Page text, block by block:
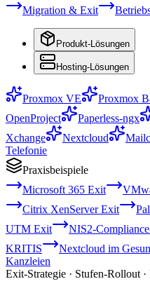
Migration & Exit
Produkt-Lösungen
Hosting-Lösungen
Proxmox VE Proxmox
OpenProject
Paperless-ngx
Xchange
Nextcloud
Telefonie
Praxisbeispiele
Microsoft 365 Exit
Citrix XenServer Exit
UTM Exit
NIS2-
KRITIS
Nextcloud im
Kanzleien
Exit-Strategie · Stufen-Rollout